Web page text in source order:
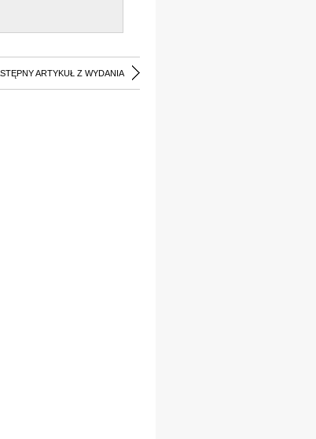
ARTYKUŁ Z WYDANIA